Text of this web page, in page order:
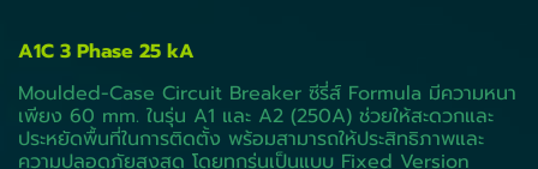
A1C 3 Phase 25 kA
Moulded-Case Circuit Breaker ซีรี่ส์ Formula มีความหนา
เพียง 60 mm. ในรุ่น A1 และ A2 (250A) ช่วยให้สะดวกและ
ประหยัดพื้นที่ในการติดตั้ง พร้อมสามารถให้ประสิทธิภาพและ
ความปลอดภัยสูงสุด โดยทุกรุ่นเป็นแบบ Fixed Version